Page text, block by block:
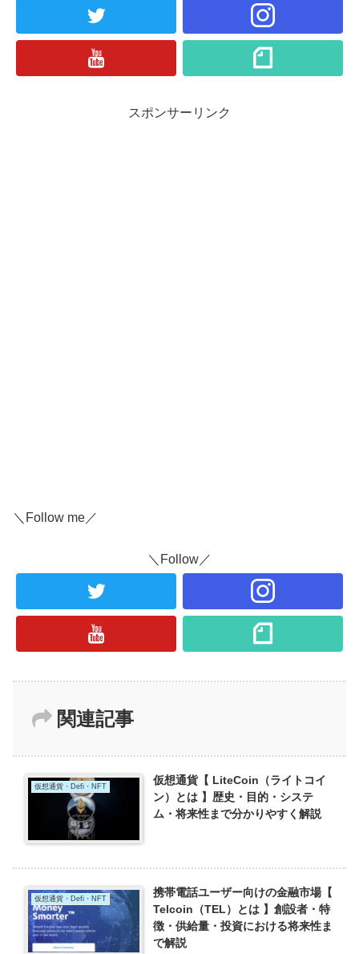
スポンサーリンク
＼Follow me／
＼Follow／
関連記事
仮想通貨・Defi・NFT
仮想通貨【 LiteCoin（ライトコイ
ン）とは 】歴史・目的・システ
ム・将来性まで分かりやすく解説
仮想通貨・Defi・NFT
携帯電話ユーザー向けの金融市場【
Telcoin（TEL）とは 】創設者・特
徴・供給量・投資における将来性ま
で解説